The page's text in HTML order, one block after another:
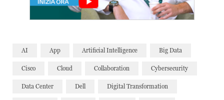
AI App Artificial Intelligence Big Data
Cisco Cloud Collaboration Cybersecurity
Data Center Dell Digital Transformation